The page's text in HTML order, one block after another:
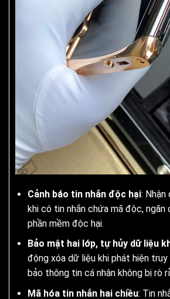
Cảnh báo tin nhắn độc hại: Nhận
khi có tin nhắn chứa mã độc,
phần mềm độc hại.
Bảo mật hai lớp, tự hủy dữ liệu
động xóa dữ liệu khi phát hiện
bảo thông tin cá nhân không bị rò
Mã hóa tin nhắn hai chiều: Tin